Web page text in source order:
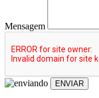
Mensagem
ENVIAR